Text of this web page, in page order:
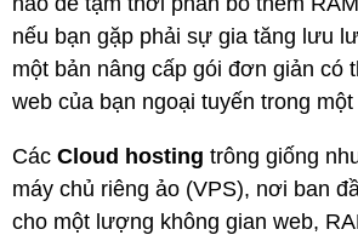
nếu bạn gặp phải sự gia tăng lưu
một bản nâng cấp gói đơn giản có
web của bạn ngoại tuyến trong
Các Cloud hosting trông giống
máy chủ riêng ảo (VPS), nơi ban
cho một lượng không gian web,